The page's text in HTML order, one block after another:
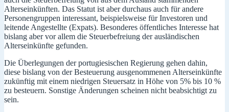
Alterseinkünften. Das Statut ist aber durchaus auch für andere
Personengruppen interessant, beispielsweise für Investoren und
leitende Angestellte (Expats). Besonderes öffentliches Interesse hat
bislang aber vor allem die Steuerbefreiung der ausländischen
Alterseinkünfte gefunden.
Die Überlegungen der portugiesischen Regierung gehen dahin,
diese bislang von der Besteuerung ausgenommenen Alterseinkünfte
zukünftig mit einem niedrigen Steuersatz in Höhe von 5% bis 10 %
zu besteuern. Sonstige Änderungen scheinen nicht beabsichtigt zu
sein.